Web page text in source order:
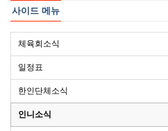
사이드 메뉴
체육회소식
일정표
한인단체소식
인니소식